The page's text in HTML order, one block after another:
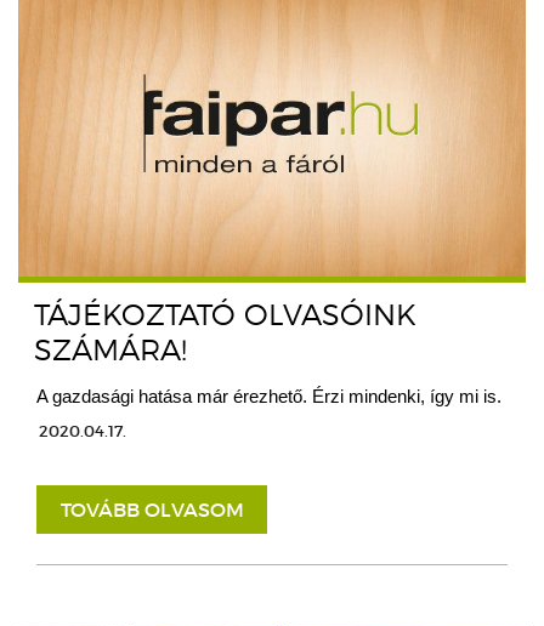
TÁJÉKOZTATÓ OLVASÓINK
SZÁMÁRA!
A gazdasági hatása már érezhető. Érzi mindenki, így mi is.
2020.04.17.
TOVÁBB OLVASOM